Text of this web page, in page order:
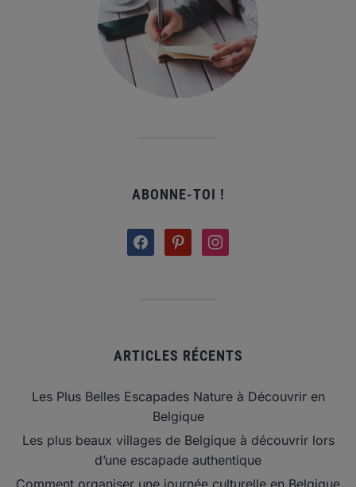
ABONNE-TOI !
facebookpinterestinstagram
ARTICLES RÉCENTS
Les Plus Belles Escapades Nature à Découvrir en
Belgique
Les plus beaux villages de Belgique à découvrir lors
d’une escapade authentique